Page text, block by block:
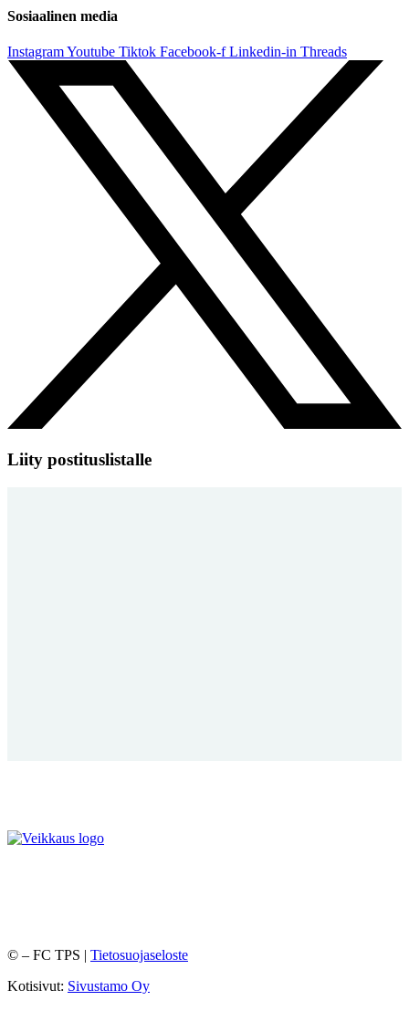
Sosiaalinen media
InstagramYoutube Tiktok Facebook-f Linkedin-in Threads
Liity postituslistalle
© – FC TPS | Tietosuojaseloste
Kotisivut: Sivustamo Oy